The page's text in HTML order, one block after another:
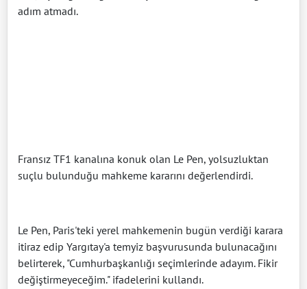
adım atmadı.
Fransız TF1 kanalına konuk olan Le Pen, yolsuzluktan
suçlu bulunduğu mahkeme kararını değerlendirdi.
Le Pen, Paris'teki yerel mahkemenin bugün verdiği karara
itiraz edip Yargıtay'a temyiz başvurusunda bulunacağını
belirterek, "Cumhurbaşkanlığı seçimlerinde adayım. Fikir
değiştirmeyeceğim." ifadelerini kullandı.